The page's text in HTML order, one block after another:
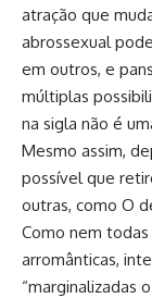
atração que
abrossexual
em outros, e
múltiplas
na sigla não é
Mesmo assim,
possível que
outras, como O
Como nem todas
arromânticas,
“marginalizadas